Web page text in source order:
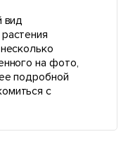
вид
на фото,
подробной
с